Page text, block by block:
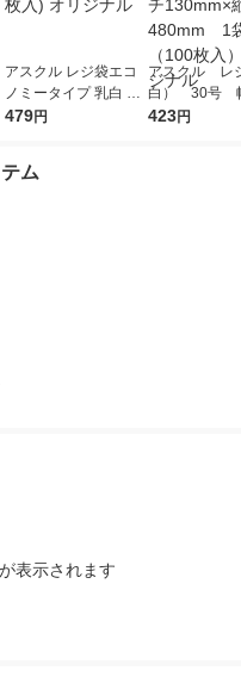
アスクル レジ袋エコ
ノミータイプ 乳白 45
号 1袋(100枚入) オリ
479円
アスクル レ
白） 30号
m×マチ
423円
ム
表示されます